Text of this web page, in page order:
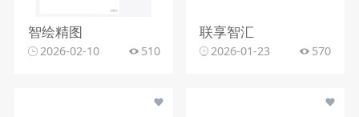
智绘精图
2026-02-10 510
联享智汇
2026-01-23 570